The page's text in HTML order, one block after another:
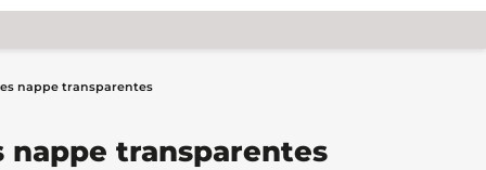
nappe transparentes
nappe transparentes